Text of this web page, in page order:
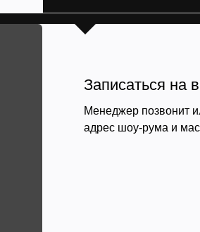
Записаться на
Менеджер позвонит
адрес шоу-рума и